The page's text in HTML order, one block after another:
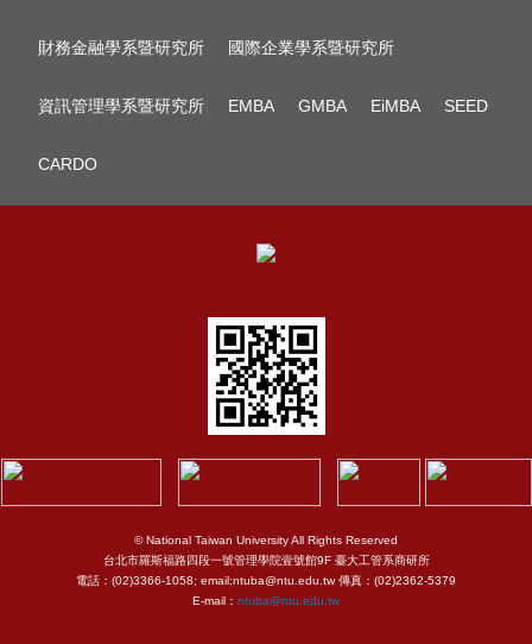
財務金融學系暨研究所 國際企業學系暨研究所
資訊管理學系暨研究所 EMBA GMBA EiMBA SEED
CARDO
© National Taiwan University All Rights Reserved
台北市羅斯福路四段一號管理學院壹號館9F 臺大工管系商研所
電話：(02)3366-1058; email:ntuba@ntu.edu.tw 傳真：(02)2362-5379
E-mail： ntuba@ntu.edu.tw